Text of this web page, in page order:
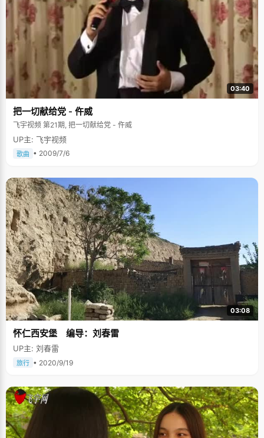
03:40
把一切献给党 - 仵威
飞宇视频 第21期, 把一切献给党 - 仵威
UP主: 飞宇视频
歌曲 • 2009/7/6
03:08
怀仁西安堡 编导：刘春雷
UP主: 刘春雷
旅行 • 2020/9/19